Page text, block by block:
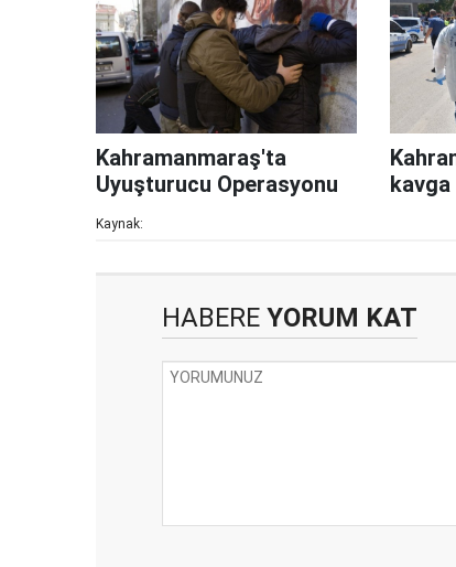
Kahramanmaraş'ta
Uyuşturucu Operasyonu
kavga
Kaynak:
HABERE YORUM KAT